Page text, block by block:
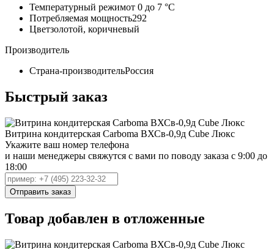
Температурный режимот 0 до 7 °С
Потребляемая мощность292
Цветзолотой, коричневый
Производитель
Страна-производительРоссия
Быстрый заказ
Витрина кондитерская Carboma ВХСв-0,9д Cube Люкс
Укажите ваш номер телефона
и наши менеджеры свяжутся с вами по поводу заказа с 9:00 до
18:00
Товар добавлен в отложенные